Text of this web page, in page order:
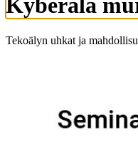
Kyberala
Tekoälyn uhkat ja